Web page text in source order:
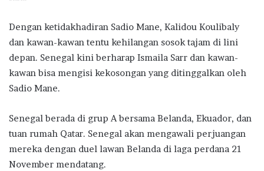
Dengan ketidakhadiran Sadio Mane, Kalidou Koulibaly
dan kawan-kawan tentu kehilangan sosok tajam di lini
depan. Senegal kini berharap Ismaila Sarr dan kawan-
kawan bisa mengisi kekosongan yang ditinggalkan oleh
Sadio Mane.
Senegal berada di grup A bersama Belanda, Ekuador, dan
tuan rumah Qatar. Senegal akan mengawali perjuangan
mereka dengan duel lawan Belanda di laga perdana 21
November mendatang.